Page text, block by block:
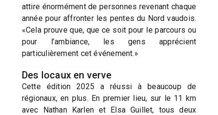
attire énormément de personnes revenant chaque
année pour affronter les pentes du Nord vaudois.
«Cela prouve que, que ce soit pour le parcours ou
pour l’ambiance, les gens apprécient
particulièrement cet événement.»
Des locaux en verve
Cette édition 2025 a réussi à beaucoup de
régionaux, en plus. En premier lieu, sur le 11 km
avec Nathan Karlen et Elsa Guillet, tous deux